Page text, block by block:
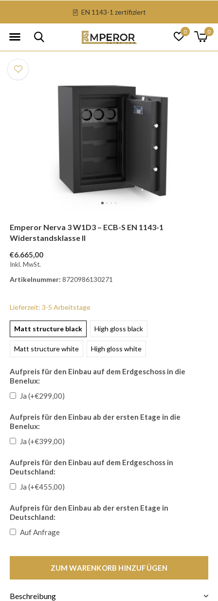
0 0
EN 1143-1 zertifiziert
Emperor Nerva 3 W1D3 – ECB-S EN 1143-1
Widerstandsklasse II
€6.665,00
Inkl. MwSt.
Artikelnummer: 8720986130271
Lieferzeit: 3-5 Arbeitstage
Matt structure black High gloss black
Matt structure white High gloss white
Aufpreis für den Einbau auf dem Erdgeschoss in die
Benelux:
Ja (+€299,00)
Aufpreis für den Einbau ab der ersten Etage in die
Benelux:
Ja (+€399,00)
Aufpreis für den Einbau auf dem Erdgeschoss in
Deutschland:
Ja (+€455,00)
Aufpreis für den Einbau ab der ersten Etage in
Deutschland:
Auf Anfrage
ZUM WARENKORB HINZUFÜGEN
Beschreibung